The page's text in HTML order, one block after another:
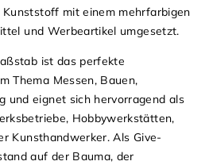
mit einem mehrfarbigen
und Werbeartikel umgesetzt.
ist das perfekte
Thema Messen, Bauen,
und eignet sich hervorragend als
Hobbywerkstätten,
Kunsthandwerker. Als Give-
auf der Bauma, der